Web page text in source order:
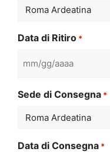
Data di Ritiro *
MM
GG
slash
Sede di Consegna *
Data di Consegna *